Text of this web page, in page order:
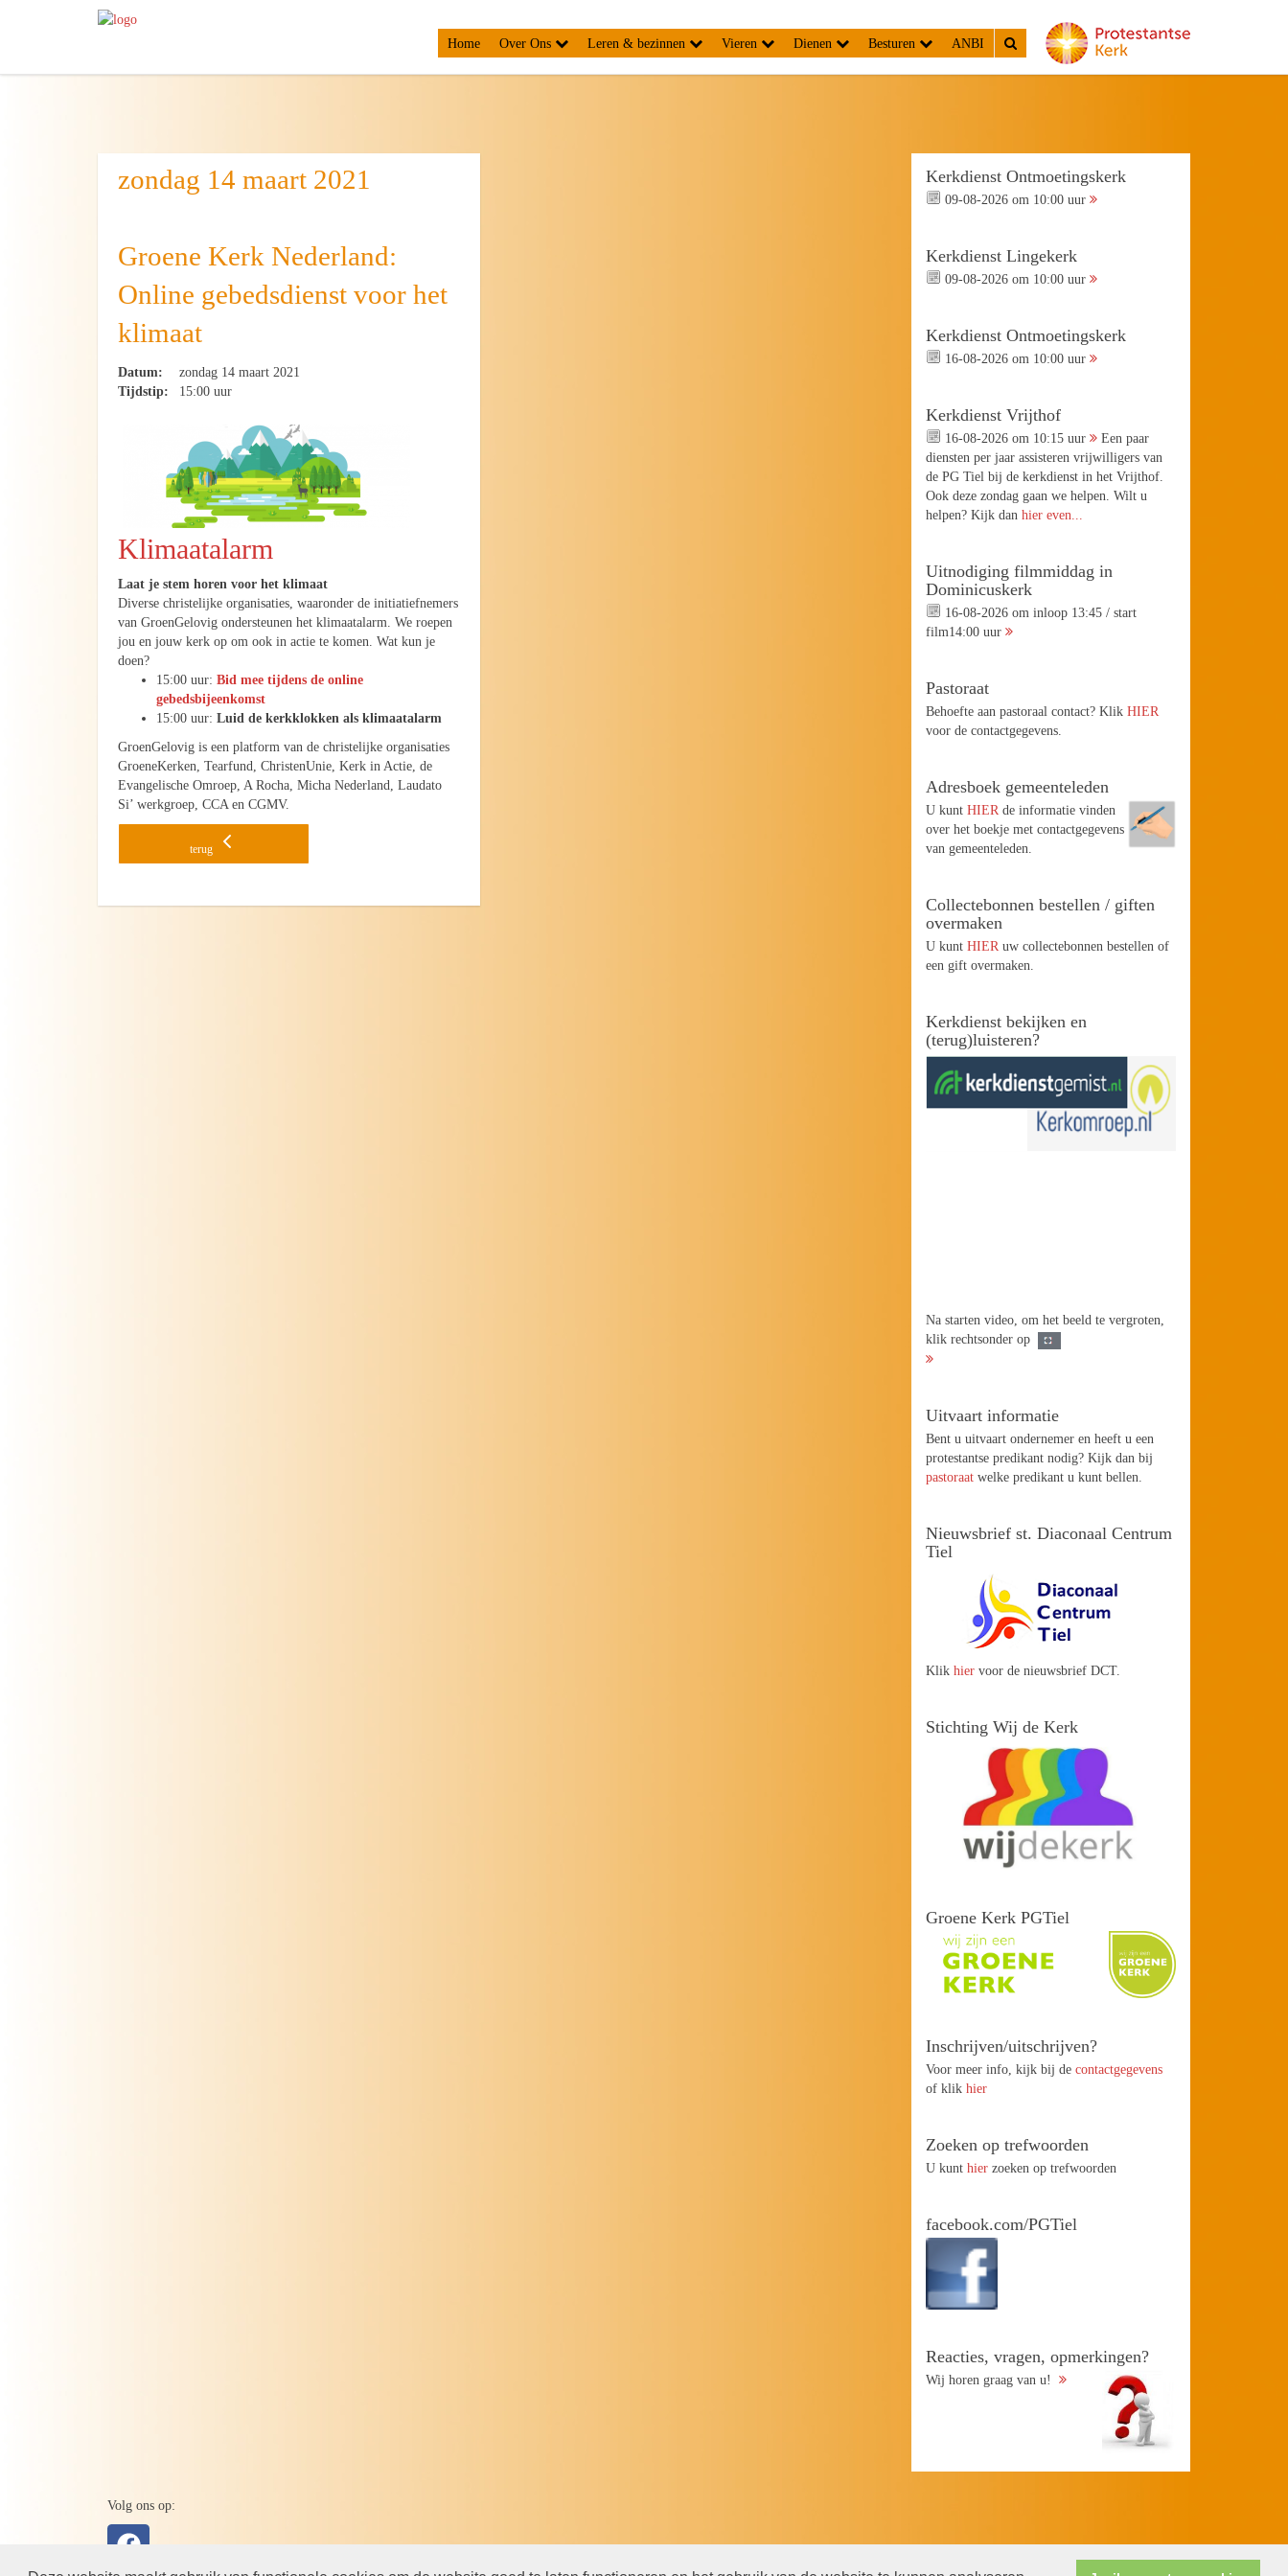
Home Over Ons Leren & bezinnen Vieren Dienen Besturen ANBI
zondag 14 maart 2021
Groene Kerk Nederland:
Online gebedsdienst voor het
klimaat
Datum:
zondag 14 maart 2021
Tijdstip:
15:00 uur
Klimaatalarm
Laat je stem horen voor het klimaat
Diverse christelijke organisaties, waaronder ​de initiatiefnemers
van GroenGelovig ondersteun​en​ het klimaatalarm. We roepen
jou en jouw kerk op om ook in actie te komen. Wat kun je
doen?
15:00 uur: Bid mee tijdens de online
gebedsbijeenkomst
15:00 uur:Luid de kerkklokken als klimaatalarm
GroenGelovig is een platform van de christelijke organisaties
GroeneKerken, Tearfund, ChristenUnie, Kerk in Actie, de
Evangelische Omroep, A Rocha, Micha Nederland, Laudato
Si’ werkgroep, CCA en CGMV.
terug
Kerkdienst Ontmoetingskerk
09-08-2026 om 10:00 uur
Kerkdienst Lingekerk
09-08-2026 om 10:00 uur
Kerkdienst Ontmoetingskerk
16-08-2026 om 10:00 uur
Kerkdienst Vrijthof
16-08-2026 om 10:15 uur
Een paar
diensten per jaar assisteren vrijwilligers van
de PG Tiel bij de kerkdienst in het Vrijthof.
Ook deze zondag gaan we helpen. Wilt u
helpen? Kijk danhier even...
Uitnodiging filmmiddag in
Dominicuskerk
16-08-2026 om inloop 13:45 / start
film14:00 uur
Pastoraat
Behoefte aan pastoraal contact? KlikHIER
voor de contactgegevens.
Adresboek gemeenteleden
U kuntHIER de informatie vinden
over het boekje met contactgegevens
van gemeenteleden.
Collectebonnen bestellen / giften
overmaken
U kuntHIER uw collectebonnen bestellen of
een gift overmaken.
Kerkdienst bekijken en
(terug)luisteren?
Na starten video, om het beeld te vergroten,
klik rechtsonder op
Uitvaart informatie
Bent u uitvaart ondernemer en heeft u een
protestantse predikant nodig? Kijk dan bij
pastoraat welke predikant u kunt bellen.
Nieuwsbrief st. Diaconaal Centrum
Tiel
Klikhier voor de nieuwsbrief DCT.
Stichting Wij de Kerk
Groene Kerk PGTiel
Inschrijven/uitschrijven?
Voor meer info, kijk bij decontactgegevens
of klikhier
Zoeken op trefwoorden
U kunthier zoeken op trefwoorden
facebook.com/PGTiel
Reacties, vragen, opmerkingen?
Wij horen graag van u!
Volg ons op: